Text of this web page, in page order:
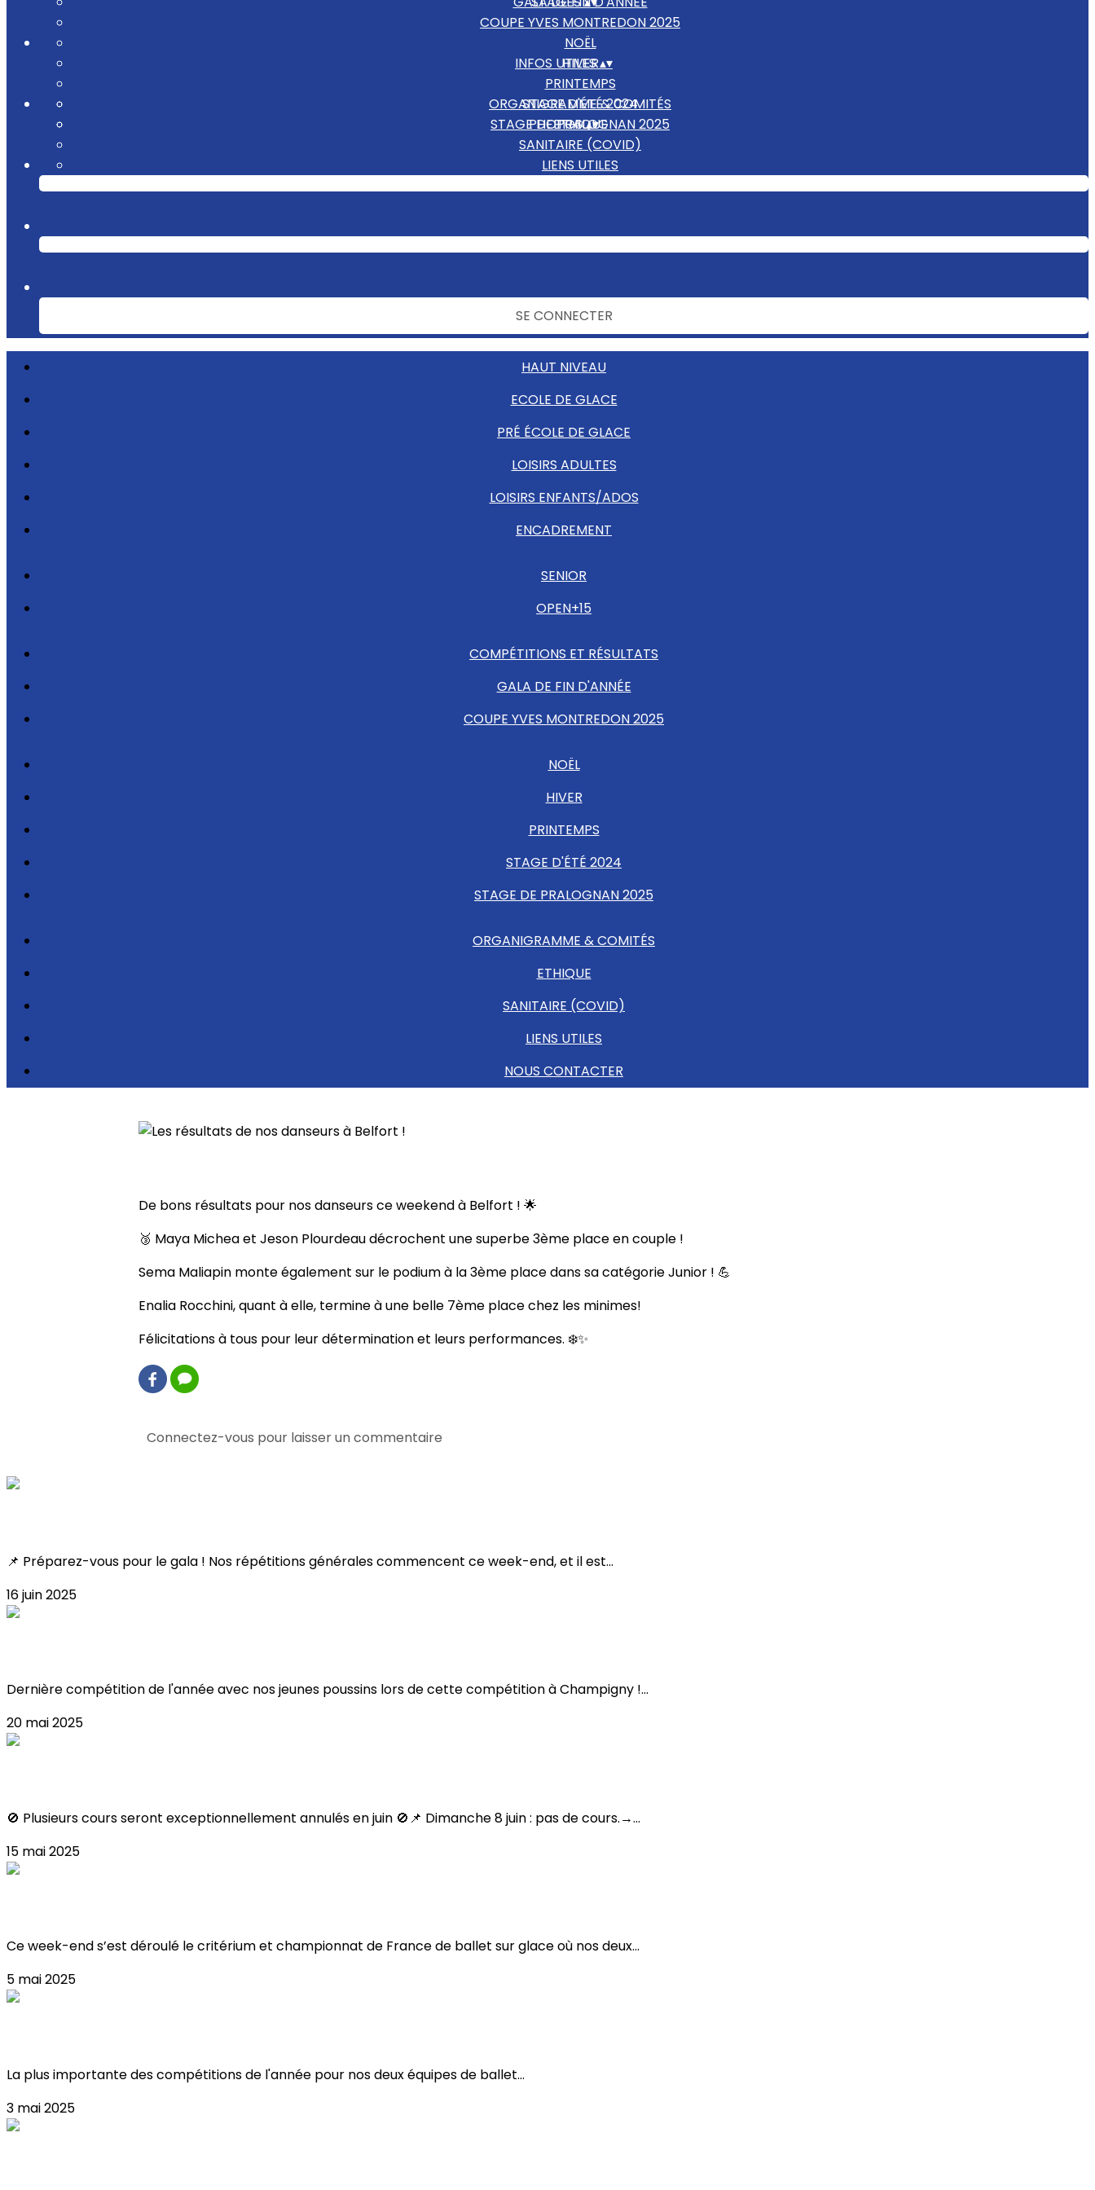
COUPE YVES MONTREDON 2025
NOËL
HIVER
PRINTEMPS
STAGE D'ÉTÉ 2024
STAGE DE PRALOGNAN 2025
INFOS UTILES▴▾
ORGANIGRAMME & COMITÉS
ETHIQUE
SANITAIRE (COVID)
LIENS UTILES
PHOTOS▴▾
SE CONNECTER
HAUT NIVEAU
ECOLE DE GLACE
PRÉ ÉCOLE DE GLACE
LOISIRS ADULTES
LOISIRS ENFANTS/ADOS
ENCADREMENT
SENIOR
OPEN+15
COMPÉTITIONS ET RÉSULTATS
GALA DE FIN D'ANNÉE
COUPE YVES MONTREDON 2025
NOËL
HIVER
PRINTEMPS
STAGE D'ÉTÉ 2024
STAGE DE PRALOGNAN 2025
ORGANIGRAMME & COMITÉS
ETHIQUE
SANITAIRE (COVID)
LIENS UTILES
NOUS CONTACTER
De bons résultats pour nos danseurs ce weekend à Belfort ! 🌟
🥉 Maya Michea et Jeson Plourdeau décrochent une superbe 3ème place en couple !
Sema Maliapin monte également sur le podium à la 3ème place dans sa catégorie Junior ! 💪
Enalia Rocchini, quant à elle, termine à une belle 7ème place chez les minimes!
Félicitations à tous pour leur détermination et leurs performances. ❄️✨
Connectez-vous pour laisser un commentaire
📌 Préparez-vous pour le gala ! Nos répétitions générales commencent ce week-end, et il est...
16 juin 2025
Dernière compétition de l'année avec nos jeunes poussins lors de cette compétition à Champigny !...
20 mai 2025
🚫 Plusieurs cours seront exceptionnellement annulés en juin 🚫📌 Dimanche 8 juin : pas de cours.→...
15 mai 2025
Ce week-end s’est déroulé le critérium et championnat de France de ballet sur glace où nos deux...
5 mai 2025
La plus importante des compétitions de l'année pour nos deux équipes de ballet...
3 mai 2025